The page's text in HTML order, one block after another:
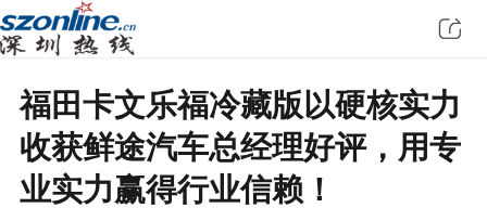
福田卡文乐福冷藏版以硬核实力
收获鲜途汽车总经理好评，用专
业实力赢得行业信赖！